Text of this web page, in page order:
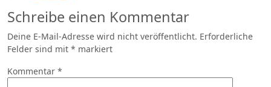
Schreibe einen Kommentar
Deine E-Mail-Adresse wird nicht veröffentlicht. Erforderliche
Felder sind mit * markiert
Kommentar *